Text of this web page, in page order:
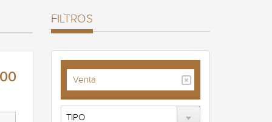
FILTROS
Venta